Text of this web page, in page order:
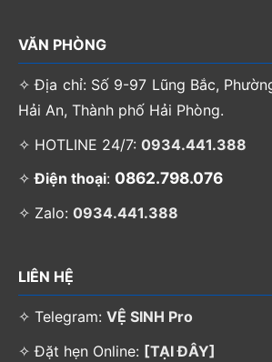
VĂN PHÒNG
✧ Địa chỉ: Số 9-97 Lũng Bắc,
Hải An, Thành phố Hải Phòng.
✧ HOTLINE 24/7: 0934.441.388
✧Điện thoại: 0862.798.076
✧ Zalo: 0934.441.388
LIÊN HỆ
✧ Telegram: VỆ SINH Pro
✧ Đặt hẹn Online: [TẠI ĐÂY]